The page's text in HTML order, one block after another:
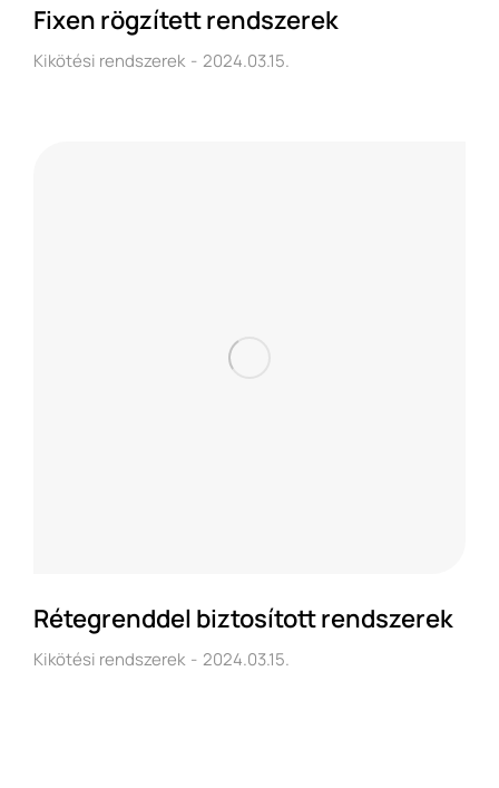
Fixen rögzített rendszerek
Kikötési rendszerek 2024.03.15.
Rétegrenddel biztosított rendszerek
Kikötési rendszerek 2024.03.15.